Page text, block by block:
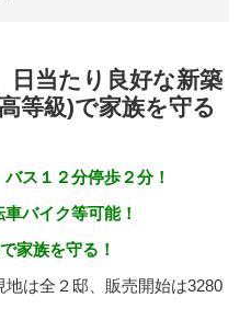
日当たり良好な新築
等級)で家族を守る
ス１２分停歩２分！
バイク等可能！
家族を守る！
は全２邸、販売開始は3280